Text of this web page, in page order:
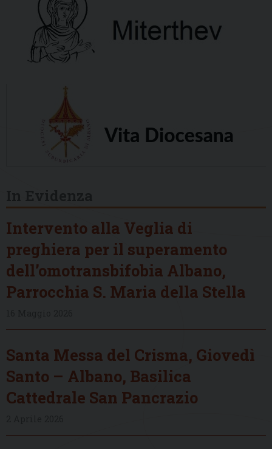
Intervento alla Veglia di
preghiera per il superamento
dell’omotransbifobia Albano,
Parrocchia S. Maria della Stella
Santa Messa del Crisma, Giovedì
Santo – Albano, Basilica
Cattedrale San Pancrazio